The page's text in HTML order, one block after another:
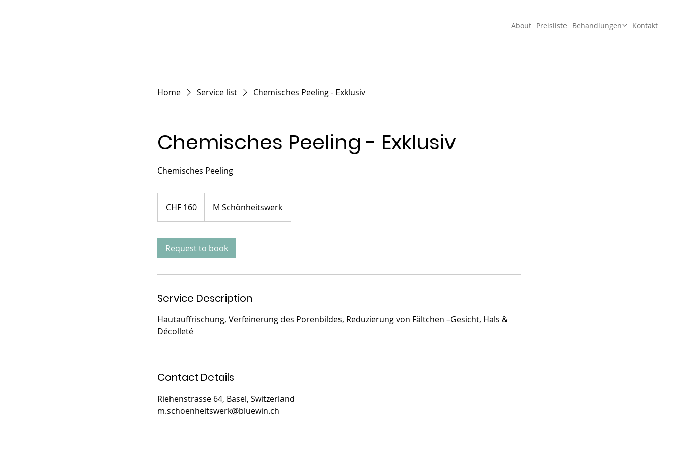
About Preisliste Behandlungen Kontakt
Home Service list Chemisches Peeling - Exklusiv
Chemisches Peeling - Exklusiv
Chemisches Peeling
Franken
CHF 160 M Schönheitswerk
Request to book
Service Description
Hautauffrischung, Verfeinerung des Porenbildes, Reduzierung von Fältchen –Gesicht, Hals &
Décolleté
Contact Details
Riehenstrasse 64, Basel, Switzerland
m.schoenheitswerk@bluewin.ch